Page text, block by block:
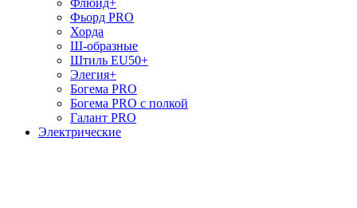
Флюид+
Фьорд PRO
Хорда
Ш-образные
Штиль EU50+
Элегия+
Богема PRO
Богема PRO с полкой
Галант PRO
Электрические